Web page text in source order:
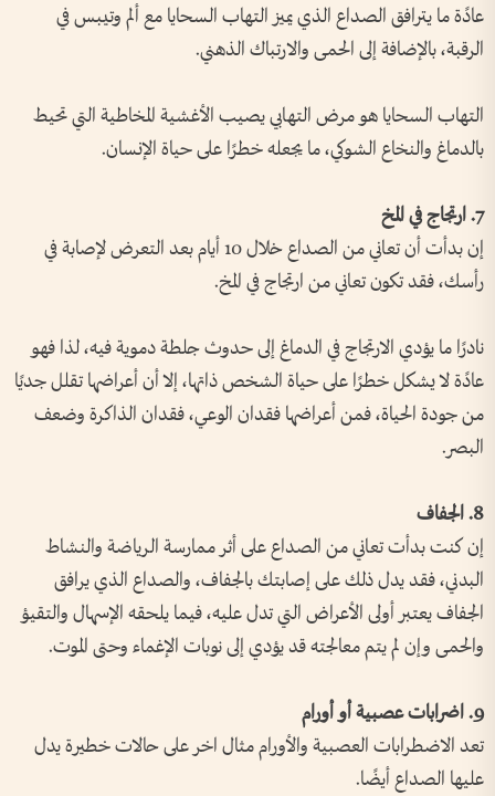
عادًة ما يترافق الصداع الذي يميز التهاب السحايا مع ألم وتيبس في
الرقبة، بالإضافة إلى الحمى والارتباك الذهني.
التهاب السحايا هو مرض التهابي يصيب الأغشية المخاطية التي تحيط
بالدماغ والنخاع الشوكي، ما يجعله خطرًا على حياة الإنسان.
7. ارتجاج في المخ
إن بدأت أن تعاني من الصداع خلال 10 أيام بعد التعرض لإصابة في
رأسك، فقد تكون تعاني من ارتجاج في المخ.
نادرًا ما يؤدي الارتجاج في الدماغ إلى حدوث جلطة دموية فيه، لذا فهو
عادًة لا يشكل خطرًا على حياة الشخص ذاتها، إلا أن أعراضها تقلل جديًا
من جودة الحياة، فمن أعراضها فقدان الوعي، فقدان الذاكرة وضعف
البصر.
8. الجفاف
إن كنت بدأت تعاني من الصداع على أثر ممارسة الرياضة والنشاط
البدني، فقد يدل ذلك على إصابتك بالجفاف، والصداع الذي يرافق
الجفاف يعتبر أولى الأعراض التي تدل عليه، فيما يلحقه الإسهال والتقيؤ
والحمى وإن لم يتم معالجته قد يؤدي إلى نوبات الإغماء وحتى الموت.
9. اضرابات عصبية أو أورام
تعد الاضطرابات العصبية والأورام مثال اخر على حالات خطيرة يدل
عليها الصداع أيضًا.